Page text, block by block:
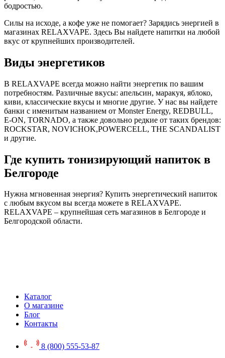
бодростью.
Силы на исходе, а кофе уже не помогает? Зарядись энергией в
магазинах RELAXVAPE. Здесь Вы найдете напитки на любой
вкус от крупнейших производителей.
Виды энергетиков
В RELAXVAPE всегда можно найти энергетик по вашим
потребностям. Различные вкусы: апельсин, маракуя, яблоко,
киви, классические вкусы и многие другие. У нас вы найдете
банки с именитым названием от Monster Energy, REDBULL,
E-ON, TORNADO, а также довольно редкие от таких брендов:
ROCKSTAR, NOVICHOK,POWERCELL, THE SCANDALIST
и другие.
Где купить тонизирующий напиток в
Белгороде
Нужна мгновенная энергия? Купить энергетический напиток
с любым вкусом вы всегда можете в RELAXVAPE.
RELAXVAPE – крупнейшая сеть магазинов в Белгороде и
Белгородской области.
Каталог
О магазине
Блог
Контакты
8 (800) 555-53-87